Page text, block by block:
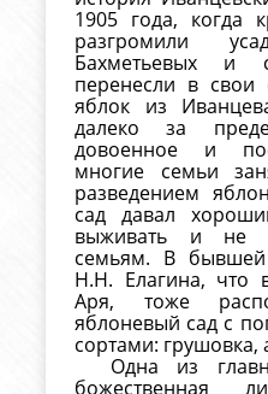
1905 года, когда
разгромили
Бахметьевых и
перенесли в свои
яблок из
далеко за
довоенное и
многие семьи
разведением
сад давал
выживать и не
семьям. В
Н.Н. Елагина, что
Аря, тоже
яблоневый сад с
сортами: грушовка,
Одна из
божественная